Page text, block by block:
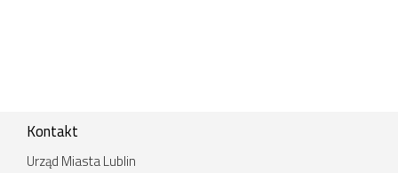
Kontakt
Urząd Miasta Lublin